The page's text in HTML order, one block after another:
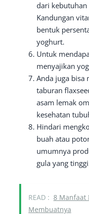
dari kebutuhan
Kandungan
bentuk
yoghurt.
Untuk
menyajikan
Anda juga bisa
taburan
asam lemak
kesehatan
Hindari
buah atau
umumnya
gula yang
READ : 8 Manfaat
Membuatnya